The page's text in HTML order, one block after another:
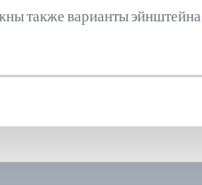
также варианты